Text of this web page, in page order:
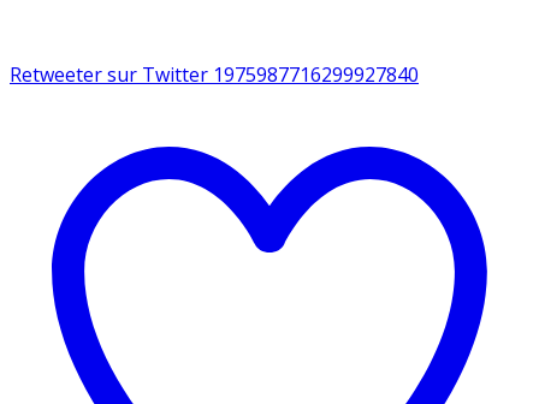
Retweeter sur Twitter 1975987716299927840